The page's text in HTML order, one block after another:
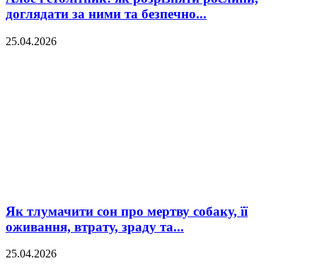
доглядати за ними та безпечно...
25.04.2026
Як тлумачити сон про мертву собаку, її
оживання, втрату, зраду та...
25.04.2026